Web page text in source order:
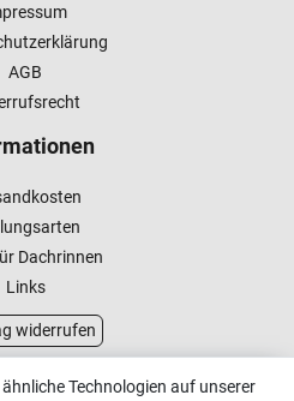
AGB
Dachrinnen
Links
widerrufen
Technologien auf unserer